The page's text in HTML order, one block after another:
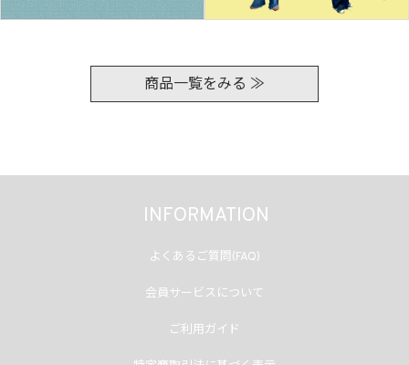
商品一覧をみる ≫
INFORMATION
よくあるご質問(FAQ)
会員サービスについて
ご利用ガイド